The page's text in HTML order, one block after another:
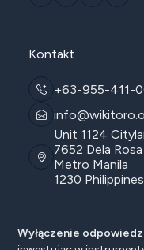
Kontakt
+63-955-411-
Unit 1124
7652 Dela
Metro Manila
1230 Philippines
Wyłączenie